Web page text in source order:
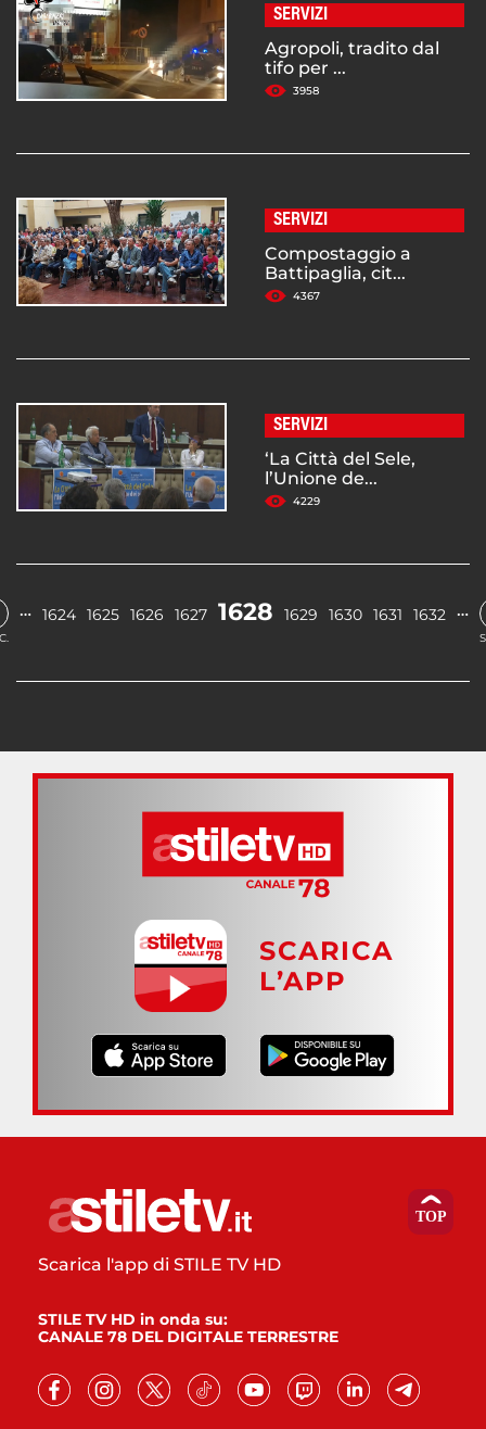
SERVIZI
Agropoli, tradito dal
tifo per ...
3958
SERVIZI
Compostaggio a
Battipaglia, cit...
4367
SERVIZI
‘La Città del Sele,
l’Unione de...
4229
… 1624 1625 1626 1627 1628 1629 1630 1631 1632 …
SCARICA
L’APP
Scarica l'app di STILE TV HD
STILE TV HD in onda su:
CANALE 78 DEL DIGITALE TERRESTRE